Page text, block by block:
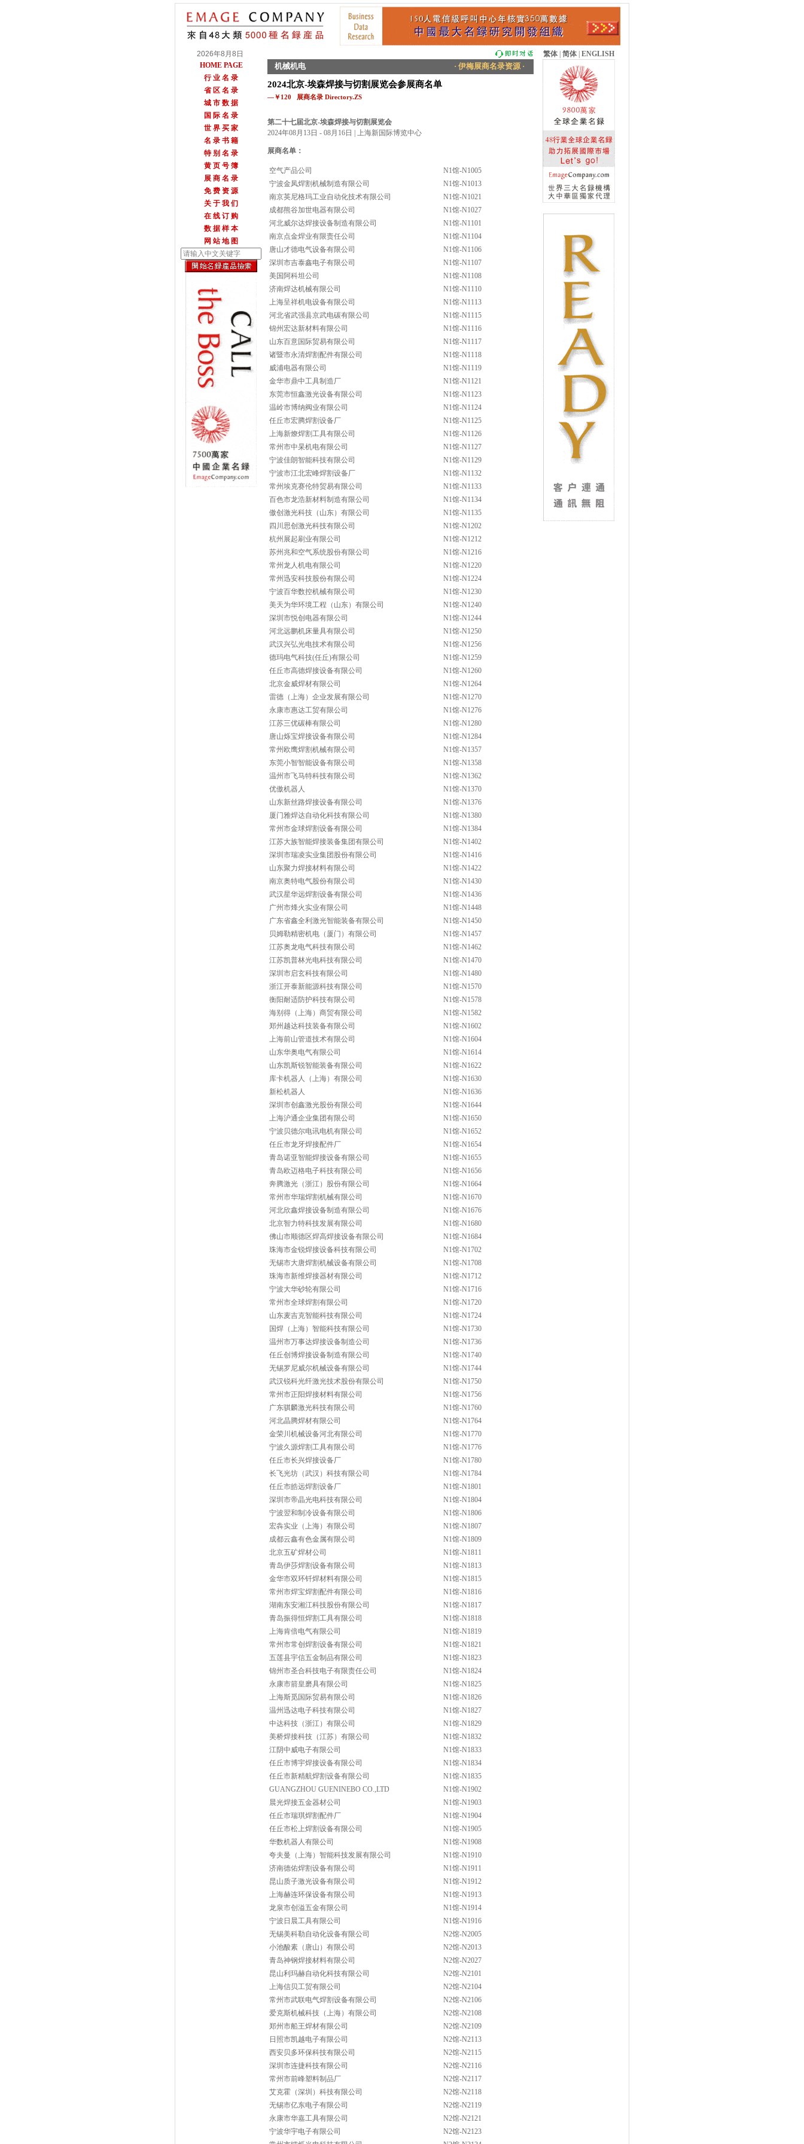
2026年8月8日 繁体 简体 ENGLISH
HOME PAGE
行 业 名 录
省 区 名 录
城 市 数 据
国 际 名 录
世 界 买 家
名 录 书 籍
特 别 名 录
黄 页 号 簿
展 商 名 录
免 费 资 源
关 于 我 们
在 线 订 购
数 据 样 本
网 站 地 图
机械机电 · 伊梅展商名录资源 ·
2024北京-埃森焊接与切割展览会参展商名单
—￥120 展商名录 Directory.ZS
第二十七届北京-埃森焊接与切割展览会
2024年08月13日 - 08月16日 | 上海新国际博览中心
展商名单：
空气产品公司
N1馆-N1005
宁波金凤焊割机械制造有限公司
N1馆-N1013
南京英尼格玛工业自动化技术有限公司
N1馆-N1021
成都熊谷加世电器有限公司
N1馆-N1027
河北威尔达焊接设备制造有限公司
N1馆-N1101
南京点金焊业有限责任公司
N1馆-N1104
唐山才德电气设备有限公司
N1馆-N1106
深圳市吉泰鑫电子有限公司
N1馆-N1107
美国阿科坦公司
N1馆-N1108
济南焊达机械有限公司
N1馆-N1110
上海呈祥机电设备有限公司
N1馆-N1113
河北省武强县京武电碳有限公司
N1馆-N1115
锦州宏达新材料有限公司
N1馆-N1116
山东百意国际贸易有限公司
N1馆-N1117
诸暨市永清焊割配件有限公司
N1馆-N1118
威浦电器有限公司
N1馆-N1119
金华市鼎中工具制造厂
N1馆-N1121
东莞市恒鑫激光设备有限公司
N1馆-N1123
温岭市博纳阀业有限公司
N1馆-N1124
任丘市宏腾焊割设备厂
N1馆-N1125
上海新燎焊割工具有限公司
N1馆-N1126
常州市中杲机电有限公司
N1馆-N1127
宁波佳朗智能科技有限公司
N1馆-N1129
宁波市江北宏峰焊割设备厂
N1馆-N1132
常州埃克赛伦特贸易有限公司
N1馆-N1133
百色市龙浩新材料制造有限公司
N1馆-N1134
傲创激光科技（山东）有限公司
N1馆-N1135
四川思创激光科技有限公司
N1馆-N1202
杭州展起刷业有限公司
N1馆-N1212
苏州兆和空气系统股份有限公司
N1馆-N1216
常州龙人机电有限公司
N1馆-N1220
常州迅安科技股份有限公司
N1馆-N1224
宁波百华数控机械有限公司
N1馆-N1230
美天为华环境工程（山东）有限公司
N1馆-N1240
深圳市悦创电器有限公司
N1馆-N1244
河北远鹏机床量具有限公司
N1馆-N1250
武汉兴弘光电技术有限公司
N1馆-N1256
德玛电气科技(任丘)有限公司
N1馆-N1259
任丘市高德焊接设备有限公司
N1馆-N1260
北京金威焊材有限公司
N1馆-N1264
雷德（上海）企业发展有限公司
N1馆-N1270
永康市惠达工贸有限公司
N1馆-N1276
江苏三优碳棒有限公司
N1馆-N1280
唐山烁宝焊接设备有限公司
N1馆-N1284
常州欧鹰焊割机械有限公司
N1馆-N1357
东莞小智智能设备有限公司
N1馆-N1358
温州市飞马特科技有限公司
N1馆-N1362
优傲机器人
N1馆-N1370
山东新丝路焊接设备有限公司
N1馆-N1376
厦门雅焊达自动化科技有限公司
N1馆-N1380
常州市金球焊割设备有限公司
N1馆-N1384
江苏大族智能焊接装备集团有限公司
N1馆-N1402
深圳市瑞凌实业集团股份有限公司
N1馆-N1416
山东聚力焊接材料有限公司
N1馆-N1422
南京奥特电气股份有限公司
N1馆-N1430
武汉星华远焊割设备有限公司
N1馆-N1436
广州市烽火实业有限公司
N1馆-N1448
广东省鑫全利激光智能装备有限公司
N1馆-N1450
贝姆勒精密机电（厦门）有限公司
N1馆-N1457
江苏奥龙电气科技有限公司
N1馆-N1462
江苏凯普林光电科技有限公司
N1馆-N1470
深圳市启玄科技有限公司
N1馆-N1480
浙江开泰新能源科技有限公司
N1馆-N1570
衡阳耐适防护科技有限公司
N1馆-N1578
海别得（上海）商贸有限公司
N1馆-N1582
郑州越达科技装备有限公司
N1馆-N1602
上海前山管道技术有限公司
N1馆-N1604
山东华奥电气有限公司
N1馆-N1614
山东凯斯锐智能装备有限公司
N1馆-N1622
库卡机器人（上海）有限公司
N1馆-N1630
新松机器人
N1馆-N1636
深圳市创鑫激光股份有限公司
N1馆-N1644
上海沪通企业集团有限公司
N1馆-N1650
宁波贝德尔电讯电机有限公司
N1馆-N1652
任丘市龙牙焊接配件厂
N1馆-N1654
青岛诺亚智能焊接设备有限公司
N1馆-N1655
青岛欧迈格电子科技有限公司
N1馆-N1656
奔腾激光（浙江）股份有限公司
N1馆-N1664
常州市华瑞焊割机械有限公司
N1馆-N1670
河北欣鑫焊接设备制造有限公司
N1馆-N1676
北京智力特科技发展有限公司
N1馆-N1680
佛山市顺德区焊高焊接设备有限公司
N1馆-N1684
珠海市金锐焊接设备科技有限公司
N1馆-N1702
无锡市大唐焊割机械设备有限公司
N1馆-N1708
珠海市新维焊接器材有限公司
N1馆-N1712
宁波大华砂轮有限公司
N1馆-N1716
常州市全球焊割有限公司
N1馆-N1720
山东麦吉克智能科技有限公司
N1馆-N1724
国焊（上海）智能科技有限公司
N1馆-N1730
温州市万事达焊接设备制造公司
N1馆-N1736
任丘创博焊接设备制造有限公司
N1馆-N1740
无锡罗尼威尔机械设备有限公司
N1馆-N1744
武汉锐科光纤激光技术股份有限公司
N1馆-N1750
常州市正阳焊接材料有限公司
N1馆-N1756
广东骐麟激光科技有限公司
N1馆-N1760
河北晶腾焊材有限公司
N1馆-N1764
金荣川机械设备河北有限公司
N1馆-N1770
宁波久源焊割工具有限公司
N1馆-N1776
任丘市长兴焊接设备厂
N1馆-N1780
长飞光坊（武汉）科技有限公司
N1馆-N1784
任丘市皓远焊割设备厂
N1馆-N1801
深圳市帝晶光电科技有限公司
N1馆-N1804
宁波翌和制冷设备有限公司
N1馆-N1806
宏犇实业（上海）有限公司
N1馆-N1807
成都云鑫有色金属有限公司
N1馆-N1809
北京五矿焊材公司
N1馆-N1811
青岛伊莎焊割设备有限公司
N1馆-N1813
金华市双环钎焊材料有限公司
N1馆-N1815
常州市焊宝焊割配件有限公司
N1馆-N1816
湖南东安湘江科技股份有限公司
N1馆-N1817
青岛振得恒焊割工具有限公司
N1馆-N1818
上海肯倍电气有限公司
N1馆-N1819
常州市常创焊割设备有限公司
N1馆-N1821
五莲县宇信五金制品有限公司
N1馆-N1823
锦州市圣合科技电子有限责任公司
N1馆-N1824
永康市箭皇磨具有限公司
N1馆-N1825
上海斯觅国际贸易有限公司
N1馆-N1826
温州迅达电子科技有限公司
N1馆-N1827
中达科技（浙江）有限公司
N1馆-N1829
美桥焊接科技（江苏）有限公司
N1馆-N1832
江阴中威电子有限公司
N1馆-N1833
任丘市博宇焊接设备有限公司
N1馆-N1834
任丘市新精航焊割设备有限公司
N1馆-N1835
GUANGZHOU GUENINEBO CO.,LTD
N1馆-N1902
晨光焊接五金器材公司
N1馆-N1903
任丘市瑞琪焊割配件厂
N1馆-N1904
任丘市松上焊割设备有限公司
N1馆-N1905
华数机器人有限公司
N1馆-N1908
夸夫曼（上海）智能科技发展有限公司
N1馆-N1910
济南德佑焊割设备有限公司
N1馆-N1911
昆山质子激光设备有限公司
N1馆-N1912
上海赫连环保设备有限公司
N1馆-N1913
龙泉市创溢五金有限公司
N1馆-N1914
宁波日晨工具有限公司
N1馆-N1916
无锡美科勒自动化设备有限公司
N2馆-N2005
小池酸素（唐山）有限公司
N2馆-N2013
青岛神钢焊接材料有限公司
N2馆-N2027
昆山利玛赫自动化科技有限公司
N2馆-N2101
上海信贝工贸有限公司
N2馆-N2104
常州市武联电气焊割设备有限公司
N2馆-N2106
爱克斯机械科技（上海）有限公司
N2馆-N2108
郑州市船王焊材有限公司
N2馆-N2109
日照市凯越电子有限公司
N2馆-N2113
西安贝多环保科技有限公司
N2馆-N2115
深圳市连捷科技有限公司
N2馆-N2116
常州市前峰塑料制品厂
N2馆-N2117
艾克霍（深圳）科技有限公司
N2馆-N2118
无锡市亿东电子有限公司
N2馆-N2119
永康市华嘉工具有限公司
N2馆-N2121
宁波华宇电子有限公司
N2馆-N2123